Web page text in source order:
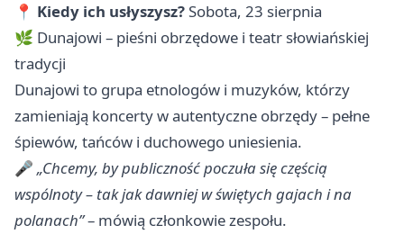
📍 Kiedy ich usłyszysz?Sobota, 23 sierpnia
🌿 Dunajowi – pieśni obrzędowe i teatr słowiańskiej
tradycji
Dunajowi to grupa etnologów i muzyków, którzy
zamieniają koncerty w autentyczne obrzędy – pełne
śpiewów, tańców i duchowego uniesienia.
🎤 „Chcemy, by publiczność poczuła się częścią
wspólnoty – tak jak dawniej w świętych gajach i na
polanach”– mówią członkowie zespołu.